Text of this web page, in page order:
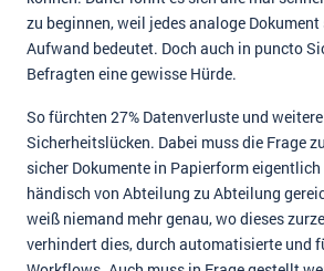
zu beginnen, weil jedes analoge
Aufwand bedeutet. Doch auch in puncto
Befragten eine gewisse Hürde.
So fürchten 27% Datenverluste und
Sicherheitslücken. Dabei muss die Frage
sicher Dokumente in Papierform eigentlich
händisch von Abteilung zu Abteilung
weiß niemand mehr genau, wo dieses
verhindert dies, durch automatisierte und